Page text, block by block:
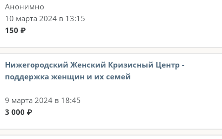
Анонимно
10 марта 2024 в 13:15
150 ₽
Нижегородский Женский Кризисный Центр -
поддержка женщин и их семей
9 марта 2024 в 18:45
3 000 ₽